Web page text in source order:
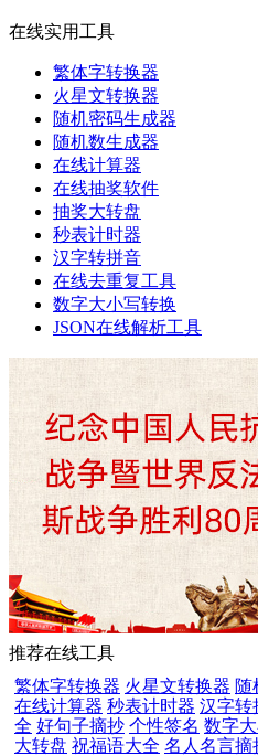
在线实用工具
繁体字转换器
火星文转换器
随机密码生成器
随机数生成器
在线计算器
在线抽奖软件
抽奖大转盘
秒表计时器
汉字转拼音
在线去重复工具
数字大小写转换
JSON在线解析工具
推荐在线工具
繁体字转换器 火星文转换器 随
在线计算器 秒表计时器 汉字转
全 好句子摘抄 个性签名 数字
大转盘 祝福语大全 名人名言摘